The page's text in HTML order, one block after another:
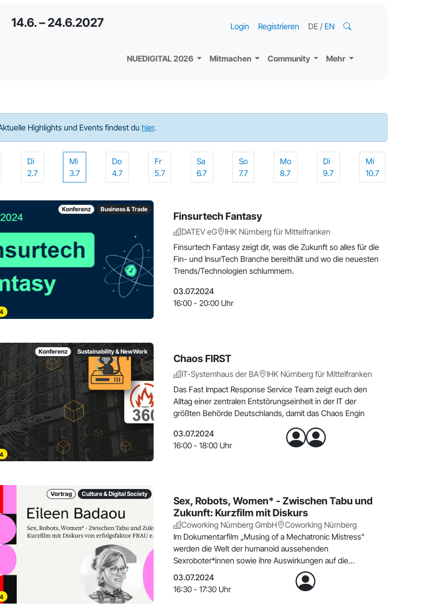
14.6. – 24.6.2027
NUEDIGITAL 2026 Mitmachen Community Mehr
Login Registrieren DE / EN
Highlights und Events findest du hier.
Di
2.7
Mi
3.7
Do
4.7
Fr
5.7
Sa
6.7
So
7.7
Mo
8.7
Di
9.7
Mi
10.7
Konferenz Business & Trade
Finsurtech Fantasy
DATEV eG
IHK Nürnberg für Mittelfranken
Finsurtech Fantasy zeigt dir, was die Zukunft so alles für die
Fin- und InsurTech Branche bereithält und wo die neuesten
Trends/Technologien schlummern.
03.07.2024
16:00 - 20:00 Uhr
Konferenz Sustainability & NewWork
Chaos FIRST
IT-Systemhaus der BA
IHK Nürnberg für Mittelfranken
Das Fast Impact Response Service Team zeigt euch den
Alltag einer zentralen Entstörungseinheit in der IT der
größten Behörde Deutschlands, damit das Chaos Engin
03.07.2024
16:00 - 18:00 Uhr
Vortrag Culture & Digital Society
Sex, Robots, Women* - Zwischen Tabu und
Zukunft: Kurzfilm mit Diskurs
Coworking Nürnberg GmbH
Coworking Nürnberg
Im Dokumentarfilm „Musing of a Mechatronic Mistress"
werden die Welt der humanoid aussehenden
Sexroboter*innen sowie ihre Auswirkungen auf die
menschl. Sexualit
03.07.2024
16:30 - 17:30 Uhr